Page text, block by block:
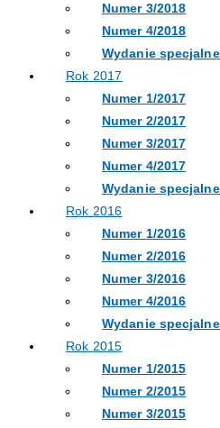
Numer 3/2018
Numer 4/2018
Wydanie
Rok 2017
Numer 1/2017
Numer 2/2017
Numer 3/2017
Numer 4/2017
Wydanie
Rok 2016
Numer 1/2016
Numer 2/2016
Numer 3/2016
Numer 4/2016
Wydanie
Rok 2015
Numer 1/2015
Numer 2/2015
Numer 3/2015